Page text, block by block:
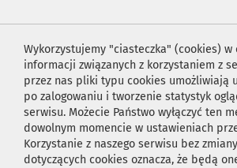
Wykorzystujemy "ciasteczka" (cookies) w
informacji związanych z korzystaniem z
przez nas pliki typu cookies umożliwiają
po zalogowaniu i tworzenie statystyk
serwisu. Możecie Państwo wyłączyć ten
dowolnym momencie w ustawieniach
Korzystanie z naszego serwisu bez
dotyczących cookies oznacza, że będą